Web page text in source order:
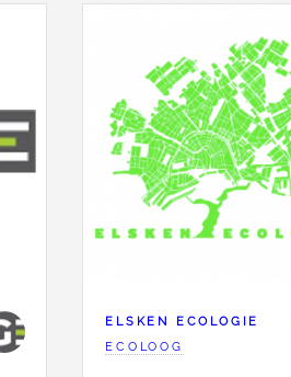
ELSKEN ECOLOGIE
ECOLOOG